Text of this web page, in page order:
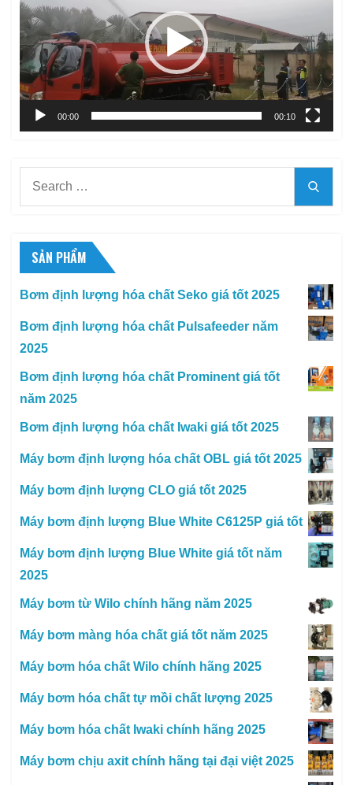
Video
00:00 00:10
SẢN PHẨM
Bơm định lượng hóa chất Seko giá tốt 2025
Bơm định lượng hóa chất Pulsafeeder năm
2025
Bơm định lượng hóa chất Prominent giá tốt
năm 2025
Bơm định lượng hóa chất Iwaki giá tốt 2025
Máy bơm định lượng hóa chất OBL giá tốt 2025
Máy bơm định lượng CLO giá tốt 2025
Máy bơm định lượng Blue White C6125P giá tốt
Máy bơm định lượng Blue White giá tốt năm
2025
Máy bơm từ Wilo chính hãng năm 2025
Máy bơm màng hóa chất giá tốt năm 2025
Máy bơm hóa chất Wilo chính hãng 2025
Máy bơm hóa chất tự mồi chất lượng 2025
Máy bơm hóa chất Iwaki chính hãng 2025
Máy bơm chịu axit chính hãng tại đại việt 2025